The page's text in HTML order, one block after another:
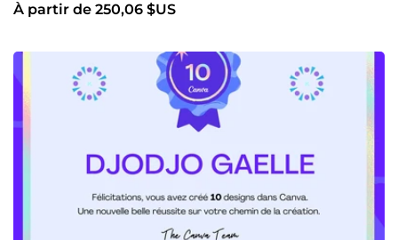
À partir de 250,06 $US